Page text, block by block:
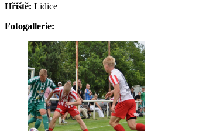
Hřiště: Lidice
Fotogallerie: